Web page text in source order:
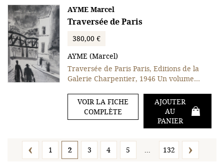
AYME Marcel
Traversée de Paris
380,00 €
AYME (Marcel)
Traversée de Paris Paris, Editions de la
Galerie Charpentier, 1946 Un volume…
VOIR LA FICHE
COMPLÈTE
AJOUTER
AU
PANIER
1 2 3 4 5 ... 132